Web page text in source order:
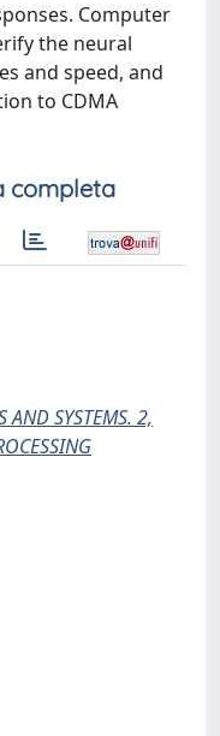
Computer
the neural
and speed, and
to CDMA
completa
AND SYSTEMS. 2,